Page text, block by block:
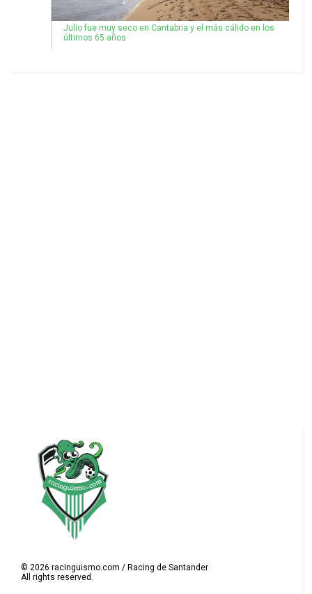
Julio fue muy seco en Cantabria y el más cálido en los
últimos 65 años
© 2026 racinguismo.com / Racing de Santander
All rights reserved.